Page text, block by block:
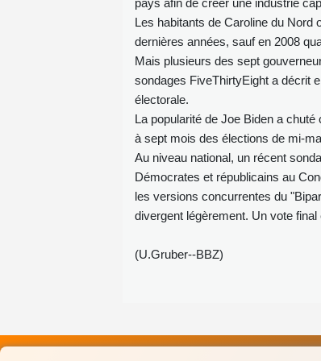
Les habitants de Caroline du Nord
dernières années, sauf en 2008
Mais plusieurs des sept
sondages FiveThirtyEight a décrit
électorale.
La popularité de Joe Biden a
à sept mois des élections de mi-
Au niveau national, un récent
Démocrates et républicains au
les versions concurrentes du
divergent légèrement. Un vote
(U.Gruber--BBZ)